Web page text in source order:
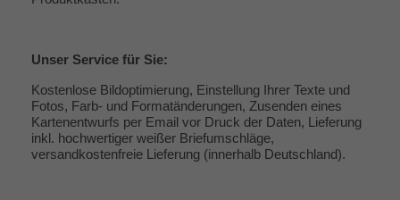
Unser Service für Sie:
Kostenlose Bildoptimierung, Einstellung Ihrer Texte und
Fotos, Farb- und Formatänderungen, Zusenden eines
Kartenentwurfs per Email vor Druck der Daten, Lieferung
inkl. hochwertiger weißer Briefumschläge,
versandkostenfreie Lieferung (innerhalb Deutschland).